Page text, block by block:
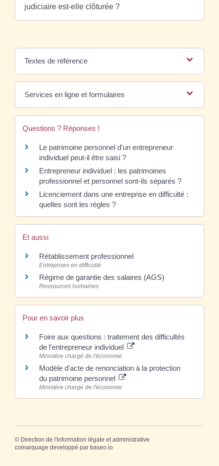
judiciaire est-elle clôturée ?
Textes de référence
Services en ligne et formulaires
Questions ? Réponses !
Le patrimoine personnel d'un entrepreneur
individuel peut-il être saisi ?
Entrepreneur individuel : les patrimoines
professionnel et personnel sont-ils séparés ?
Licenciement dans une entreprise en difficulté :
quelles sont les règles ?
Et aussi
Rétablissement professionnel
Entreprises en difficulté
Régime de garantie des salaires (AGS)
Ressources humaines
Pour en savoir plus
Foire aux questions : traitement des difficultés
de l'entrepreneur individuel
Ministère chargé de l'économie
Modèle d'acte de renonciation à la protection
du patrimoine personnel
Ministère chargé de l'économie
© Direction de l'information légale et administrative
comarquage developpé par baseo.io